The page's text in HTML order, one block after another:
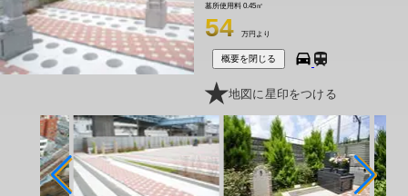
墓所使用料 0.45㎡
54 万円より
概要を閉じる
地図に星印をつける